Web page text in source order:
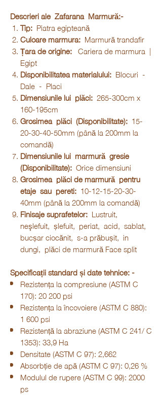
Descrieri ale Zafarana Marmură:-
Tip: Piatra egipteană
Culoare marmura: Marmură trandafir
Țara de origine: Cariera de marmura |
Egipt
Disponibilitatea materialului: Blocuri -
Dale - Placi
Dimensiunile lui plăci: 265-300cm x
160-195cm
Grosimea plăci (Disponibilitate): 15-
20-30-40-50mm (până la 200mm la
comandă)
Dimensiunile lui marmură gresie
(Disponibilitate): Orice dimensiuni
Grosimea plăci de marmură pentru
etaje sau pereti: 10-12-15-20-30-
40mm (până la 200mm la comandă)
Finisaje suprafetelor: Lustruit,
neşlefuit, șlefuit, periat, acid, sablat,
bucșar ciocănit, s-a prăbușit, in
dungi, plăci de marmură Face split
Specificații standard și date tehnice: -
Rezistența la compresiune (ASTM C
170): 20 200 psi
Rezistența la încovoiere (ASTM C 880):
1 600 psi
Rezistență la abraziune (ASTM C 241/ C
1353): 33,9 Ha
Densitate (ASTM C 97): 2,662
Absorbție de apă (ASTM C 97): 0,26 %
Modulul de rupere (ASTM C 99): 2000
ps